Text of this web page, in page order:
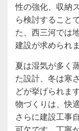
性の強化、収納
ら検討すること
た、西三河では
建設が求められま
夏は湿気が多く
た設計、冬は寒
どが挙げられま
物づくりは、快
さらに建設工事